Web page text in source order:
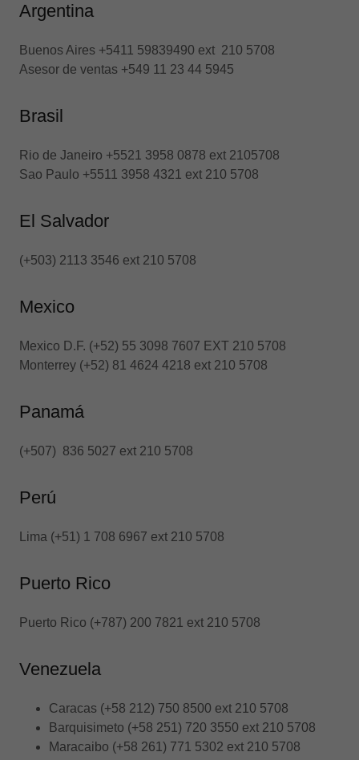
Argentina
Buenos Aires +5411 59839490 ext 210 5708
Asesor de ventas +549 11 23 44 5945
Brasil
Rio de Janeiro +5521 3958 0878 ext 2105708
Sao Paulo +5511 3958 4321 ext 210 5708
El Salvador
(+503) 2113 3546 ext 210 5708
Mexico
Mexico D.F. (+52) 55 3098 7607 EXT 210 5708
Monterrey (+52) 81 4624 4218 ext 210 5708
Panamá
(+507) 836 5027 ext 210 5708
Perú
Lima (+51) 1 708 6967 ext 210 5708
Puerto Rico
Puerto Rico (+787) 200 7821 ext 210 5708
Venezuela
Caracas (+58 212) 750 8500 ext 210 5708
Barquisimeto (+58 251) 720 3550 ext 210 5708
Maracaibo (+58 261) 771 5302 ext 210 5708